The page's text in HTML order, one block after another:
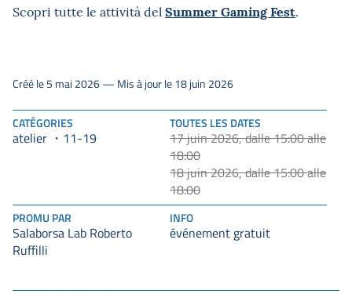
Scopri tutte le attività del Summer Gaming Fest.
CATÉGORIES
atelier 11-19
TOUTES LES DATES
17 juin 2026, dalle 15:00 alle
18:00
18 juin 2026, dalle 15:00 alle
18:00
PROMU PAR
Salaborsa Lab Roberto
Ruffilli
INFO
événement gratuit
Créé le 5 mai 2026 — Mis à jour le 18 juin 2026